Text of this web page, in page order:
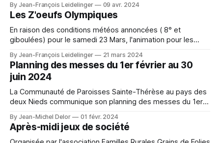
styling and photo preparation, Marin Kitagawa heat-
resistant cosplay wig（喜多川海夢 耐熱コスプレウィッグ）
provides the correct wig reference. Its length and fibre
density can be assessed before
By Jean-François Leidelinger 09 avr. 2024
Les Z'oeufs Olympiques
En raison des conditions météos annoncées ( 8° et
giboulées) pour le samedi 23 Mars, l'animation pour les
Chevillon. Rendez vous à partir de 14h . Venez nombreux
By Jean-François Leidelinger 21 mars 2024
Planning des messes du 1er février au 30
juin 2024
La Communauté de Paroisses Sainte-Thérèse au pays des
deux Nieds communique son planning des messes du 1er
402024-02-01-Bulletin-paroissial-n-40.pdf126
KBdownload-circle
By Jean-Michel Delor 01 févr. 2024
Après-midi jeux de société